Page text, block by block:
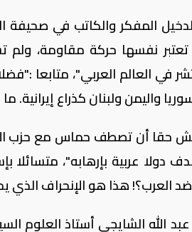
المفكر والكاتب في صحيفة
نفسها حركة مقاومة، ولم
في العالم العربي"، متابعا
واليمن ولبنان كذراع
حقا أن تصطف حماس مع حزب
دولا عربية بإرهابه"،
هذا هو الإنحراف الذي
عبد الله الشايجي أستاذ العلوم